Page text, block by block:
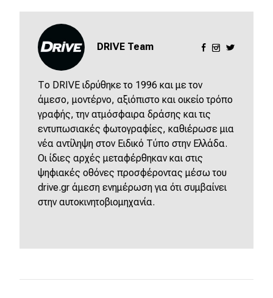
DRIVE USED
DRIVE Team
Το DRIVE ιδρύθηκε το 1996 και με τον
άμεσο, μοντέρνο, αξιόπιστο και οικείο τρόπο
γραφής, την ατμόσφαιρα δράσης και τις
εντυπωσιακές φωτογραφίες, καθιέρωσε μια
νέα αντίληψη στον Ειδικό Τύπο στην Ελλάδα.
Οι ίδιες αρχές μεταφέρθηκαν και στις
ψηφιακές οθόνες προσφέροντας μέσω του
drive.gr άμεση ενημέρωση για ότι συμβαίνει
στην αυτοκινητοβιομηχανία.